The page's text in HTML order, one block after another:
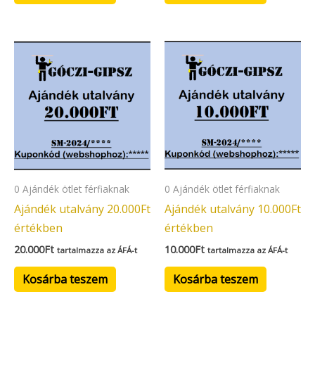
0 Ajándék ötlet férfiaknak
Ajándék utalvány 20.000Ft
értékben
20.000Ft tartalmazza az ÁFÁ-t
Kosárba teszem
0 Ajándék ötlet férfiaknak
Ajándék utalvány 10.000Ft
értékben
10.000Ft tartalmazza az ÁFÁ-t
Kosárba teszem